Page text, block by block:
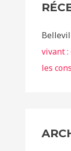
vivant
les